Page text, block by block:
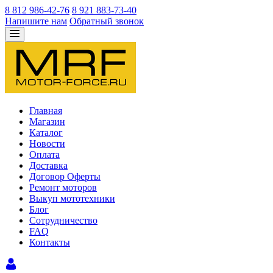
8 812 986-42-76 8 921 883-73-40
Напишите нам Обратный звонок
Главная
Магазин
Каталог
Новости
Оплата
Доставка
Договор Оферты
Ремонт моторов
Выкуп мототехники
Блог
Сотрудничество
FAQ
Контакты